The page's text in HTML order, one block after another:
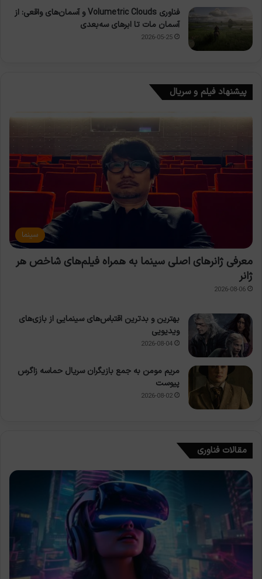
فناوری Volumetric Clouds و آسمان‌های واقعی: از
آسمان مات تا ابرهای سه‌بعدی
2026-05-25
پیشنهاد فیلم و سریال
سینما
معرفی ژانرهای اصلی سینما به همراه فیلم‌های شاخص هر
ژانر
2026-08-06
بهترین و بدترین اقتباس‌های سینمایی از بازی‌های
ویدیویی
2026-08-04
مریم مومن به جمع بازیگران سریال حماسه زاگرس
پیوست
2026-08-02
مقالات فناوری